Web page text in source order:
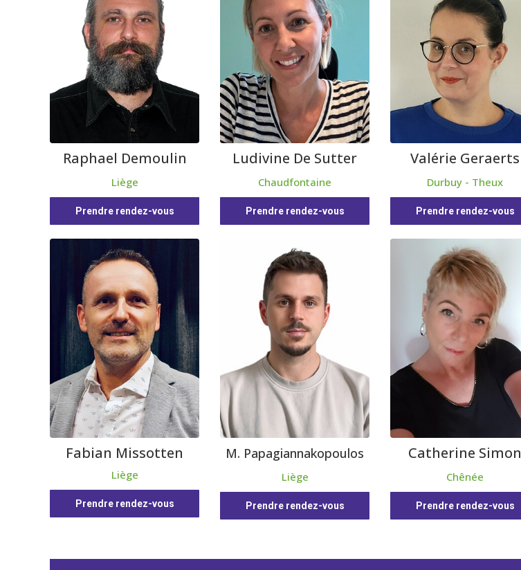
Raphael Demoulin
Liège
Prendre rendez-vous
Ludivine De Sutter
Chaudfontaine
Prendre rendez-vous
Valérie Geraerts
Durbuy - Theux
Prendre rendez-vous
Fabian Missotten
Liège
Prendre rendez-vous
M. Papagiannakopoulos
Liège
Prendre rendez-vous
Catherine Simon
Chênée
Prendre rendez-vous